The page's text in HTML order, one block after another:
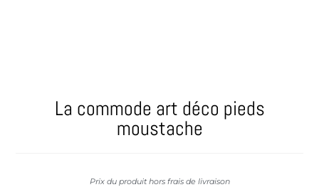
La commode art déco pieds
moustache
Prix du produit hors frais de livraison